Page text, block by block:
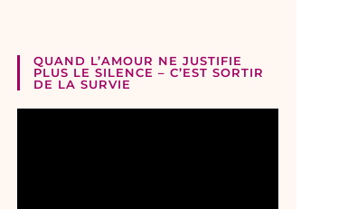
QUAND L’AMOUR NE JUSTIFIE
PLUS LE SILENCE – C’EST SORTIR
DE LA SURVIE